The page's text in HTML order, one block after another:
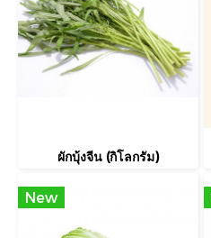
ผักบุ้งจีน (กิโลกรัม)
New